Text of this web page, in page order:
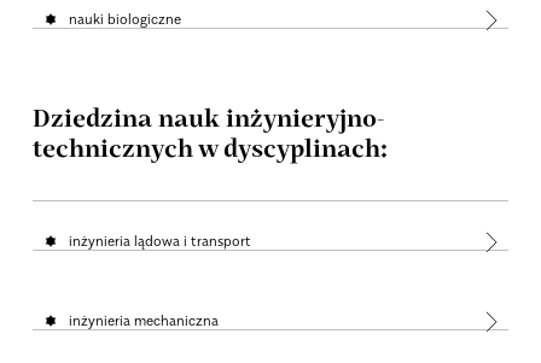
nauki biologiczne
Dziedzina nauk inżynieryjno-
technicznych w dyscyplinach:
inżynieria lądowa i transport
inżynieria mechaniczna